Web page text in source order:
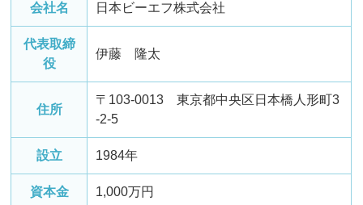
会社名 日本ビーエフ株式会社
代表取締
役
伊藤 隆太
住所
〒103-0013 東京都中央区日本橋人形町3
-2-5
設立 1984年
資本金 1,000万円